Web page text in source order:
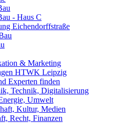
- Haus C
Eichendorffstraße
& Marketing
HTWK Leipzig
Experten finden
Technik, Digitalisierung
Umwelt
Kultur, Medien
Recht, Finanzen